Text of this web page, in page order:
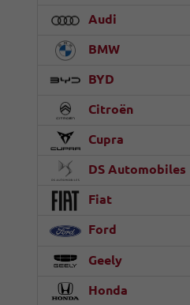
Audi
BMW
BYD
Citroën
Cupra
DS Automobiles
Fiat
Ford
Geely
Honda